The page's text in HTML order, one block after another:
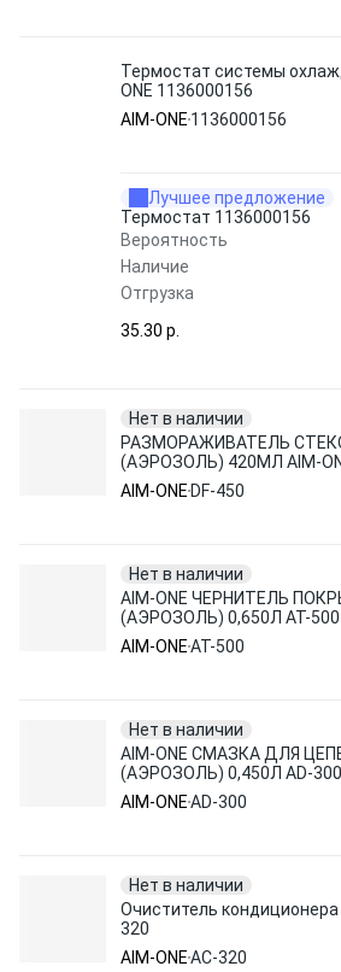
Термостат системы
ONE 1136000156
AIM-ONE 1136000156
Лучшее предложение
Термостат 1136000156
Вероятность
Наличие
Отгрузка
35.30 p.
Нет в наличии
РАЗМОРАЖИВАТЕЛЬ
(АЭРОЗОЛЬ) 420МЛ AIM-
DF-450
AIM-ONE DF-450
Нет в наличии
AIM-ONE ЧЕРНИТЕЛЬ
(АЭРОЗОЛЬ) 0,650Л AT-500
AIM-ONEAT-500
Нет в наличии
AIM-ONE СМАЗКА ДЛЯ
(АЭРОЗОЛЬ) 0,450Л AD-300
AIM-ONEAD-300
Нет в наличии
Очиститель кондиционера
320
AIM-ONEAC-320